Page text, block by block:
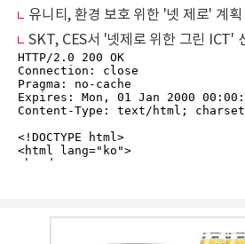
유니티, 환경 보호 위한 '넷 제로' 계획
SKT, CES서 '넷제로 위한 그린 ICT'